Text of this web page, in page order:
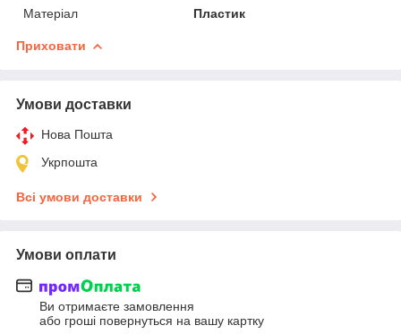
Матеріал
Пластик
Приховати
Умови доставки
Нова Пошта
Укрпошта
Всі умови доставки
Умови оплати
Ви отримаєте замовлення
або гроші повернуться на вашу картку